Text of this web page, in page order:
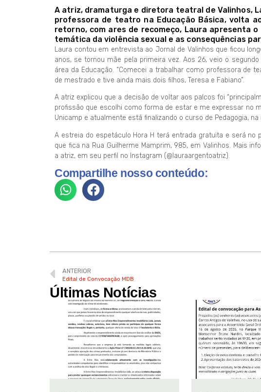
A atriz, dramaturga e diretora teatral de Valinhos,
professora de teatro na Educação Básica, volta
retorno, com ares de recomeço, Laura apresenta
temática da violência sexual e as consequências
Laura contou em entrevista ao Jornal de Valinhos que ficou
anos, se tornou mãe pela primeira vez. Aos 26, veio o
área da Educação. “Comecei a trabalhar como professora de
de mestrado e tive ainda mais dois filhos, Teresa e Fabiano”.
A atriz explicou que a decisão de voltar aos palcos foi
profissão que escolhi como forma de estar e me expressar no
Unicamp e atualmente está finalizando o curso de Pedagogia,
A estreia do espetáculo Hora H terá entrada gratuita e será no
que fica na Rua Guilherme Mamprim, 985, em Valinhos. Mais
a atriz, em seu perfil no Instagram (@lauraargentoatriz).
Compartilhe nosso conteúdo:
ANTERIOR
Edital de Convocação MDB
Últimas Notícias